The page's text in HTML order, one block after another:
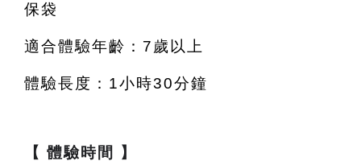
保袋
適合體驗年齡：7歲以上
體驗長度：1小時30分鐘
【 體驗時間 】